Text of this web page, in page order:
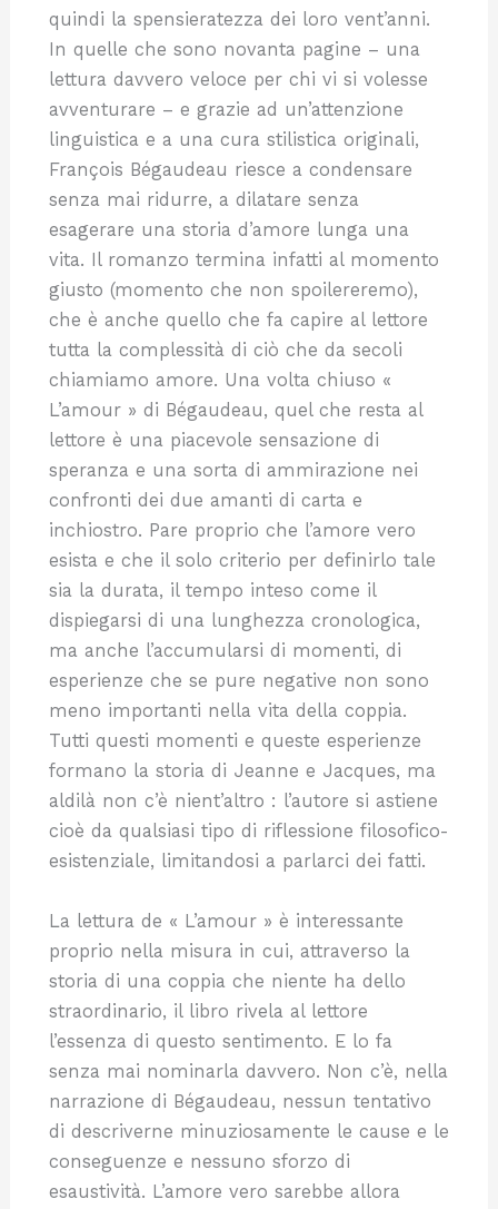
quindi la spensieratezza dei loro vent’anni.
In quelle che sono novanta pagine – una
lettura davvero veloce per chi vi si volesse
avventurare – e grazie ad un’attenzione
linguistica e a una cura stilistica originali,
François Bégaudeau riesce a condensare
senza mai ridurre, a dilatare senza
esagerare una storia d’amore lunga una
vita. Il romanzo termina infatti al momento
giusto (momento che non spoilereremo),
che è anche quello che fa capire al lettore
tutta la complessità di ciò che da secoli
chiamiamo amore. Una volta chiuso «
L’amour » di Bégaudeau, quel che resta al
lettore è una piacevole sensazione di
speranza e una sorta di ammirazione nei
confronti dei due amanti di carta e
inchiostro. Pare proprio che l’amore vero
esista e che il solo criterio per definirlo tale
sia la durata, il tempo inteso come il
dispiegarsi di una lunghezza cronologica,
ma anche l’accumularsi di momenti, di
esperienze che se pure negative non sono
meno importanti nella vita della coppia.
Tutti questi momenti e queste esperienze
formano la storia di Jeanne e Jacques, ma
aldilà non c’è nient’altro : l’autore si astiene
cioè da qualsiasi tipo di riflessione filosofico-
esistenziale, limitandosi a parlarci dei fatti.
La lettura de « L’amour » è interessante
proprio nella misura in cui, attraverso la
storia di una coppia che niente ha dello
straordinario, il libro rivela al lettore
l’essenza di questo sentimento. E lo fa
senza mai nominarla davvero. Non c’è, nella
narrazione di Bégaudeau, nessun tentativo
di descriverne minuziosamente le cause e le
conseguenze e nessuno sforzo di
esaustività. L’amore vero sarebbe allora